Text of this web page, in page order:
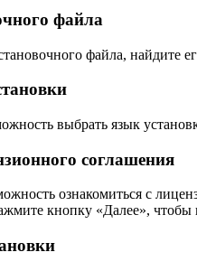
файла
файла,
выбрать язык
соглашения
ознакомиться с
кнопку «Далее», чтобы